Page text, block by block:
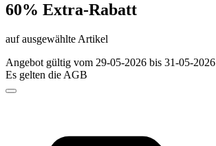
60% Extra-Rabatt
auf ausgewählte Artikel
Angebot gültig vom 29-05-2026 bis 31-05-2026
Es gelten die AGB